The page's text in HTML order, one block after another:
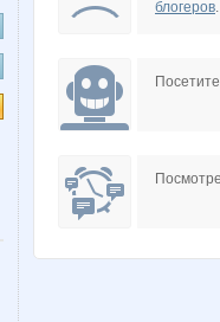
блогеров.